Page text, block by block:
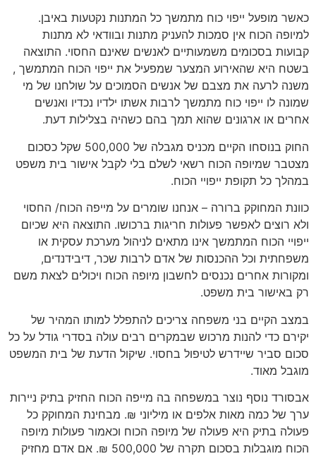
כאשר מופעל ייפוי כוח מתמשך כל המתנות נקטעות באיבן.
למיופה הכוח אין סמכות להעניק מתנות ובוודאי לא מתנות
קבועות בסכומים משמעותיים לאנשים שאינם החסוי. התוצאה
בשטח היא שהאירוע המצער שמפעיל את ייפוי הכוח המתמשך ,
משנה לרעה את מצבם של אנשים הסמוכים על שולחנו של מי
שמונה לו ייפוי כוח מתמשך לרבות אשתו ילדיו נכדיו ואנשים
אחרים או ארגונים שהוא תמך בהם כשהיה בצלילות דעת.
החוק בנוסחו הקיים מכניס מגבלה של 500,000 שקל כסכום
מצטבר שמיופה הכוח רשאי לשלם בלי לקבל אישור בית משפט
במהלך כל תקופת ייפויי הכוח.
כוונת המחוקק ברורה – אנחנו שומרים על מייפה הכוח/ החסוי
ולא רוצים לאפשר פעולות חריגות ברכושו. התוצאה היא שכיום
ייפויי הכוח המתמשך אינו מתאים לניהול מערכת עסקית או
משפחתית וכל ההכנסות של אדם לרבות שכר, דיבידנדים,
ומקורות אחרים נכנסים לחשבון מיופה הכוח ויכולים לצאת משם
רק באישור בית משפט.
במצב הקיים בני משפחה צריכים להתפלל למותו המהיר של
יקירם כדי להנות מרכוש שבמקרים רבים עולה בסדרי גודל על כל
סכום סביר שיידרש לטיפול בחסוי. שיקול הדעת של בית המשפט
מוגבל מאוד.
אבסורד נוסף נוצר במשפחה בה מייפה הכוח החזיק בתיק ניירות
ערך של כמה מאות אלפים או מיליוני ₪. מבחינת המחוקק כל
פעולה בתיק היא פעולה של מיופה הכוח וכאמור פעולות מיופה
הכוח מוגבלות בסכום תקרה של 500,000 ₪. אם אדם מחזיק